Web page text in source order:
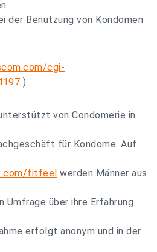
der Benutzung von Kondomen
cgi-
)
von Condomerie in
für Kondome. Auf
fitfeel werden Männer aus
Umfrage über ihre Erfahrung
erfolgt anonym und in der